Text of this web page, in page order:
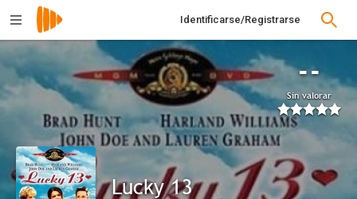
Identificarse/Registrarse
--
Sin valorar
Lucky 13